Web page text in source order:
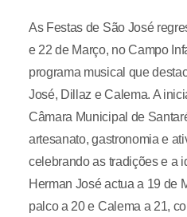
As Festas de São José
e 22 de Março, no Campo
programa musical que
José, Dillaz e Calema. A
Câmara Municipal de
artesanato, gastronomia e
celebrando as tradições e a
Herman José actua a 19 de
palco a 20 e Calema a 21,